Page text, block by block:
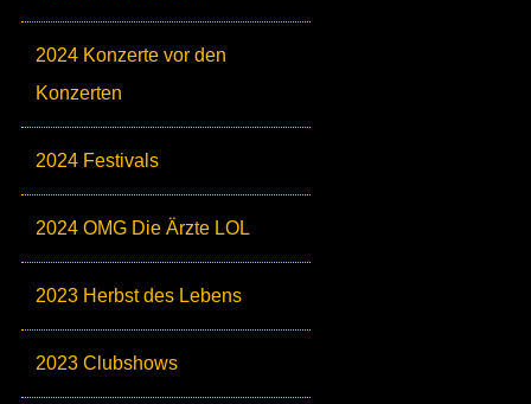
2024 Konzerte vor den
Konzerten
2024 Festivals
2024 OMG Die Ärzte LOL
2023 Herbst des Lebens
2023 Clubshows